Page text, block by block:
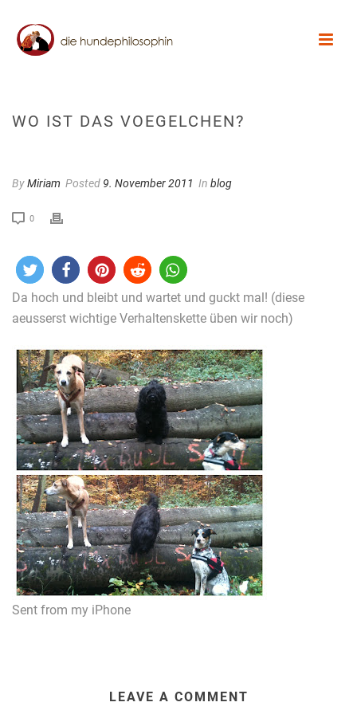
WO IST DAS VOEGELCHEN?
ByMiriam Posted 9. November 2011 In blog
0
Da hoch und bleibt und wartet und guckt mal! (diese
aeusserst wichtige Verhaltenskette üben wir noch)
Sent from my iPhone
LEAVE A COMMENT